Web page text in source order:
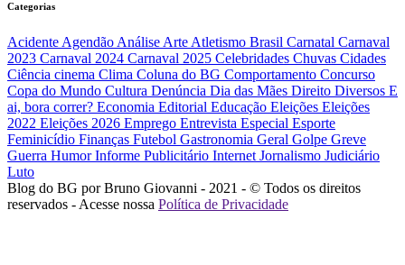
Categorias
Acidente Agendão Análise Arte Atletismo Brasil Carnatal Carnaval
2023 Carnaval 2024 Carnaval 2025 Celebridades Chuvas Cidades
Ciência cinema Clima Coluna do BG Comportamento Concurso
Copa do Mundo Cultura Denúncia Dia das Mães Direito Diversos E
ai, bora correr? Economia Editorial Educação Eleições Eleições
2022 Eleições 2026 Emprego Entrevista Especial Esporte
Feminicídio Finanças Futebol Gastronomia Geral Golpe Greve
Guerra HumorInforme Publicitário Internet Jornalismo Judiciário
Luto
Blog do BG por Bruno Giovanni - 2021 - © Todos os direitos
reservados - Acesse nossa Política de Privacidade